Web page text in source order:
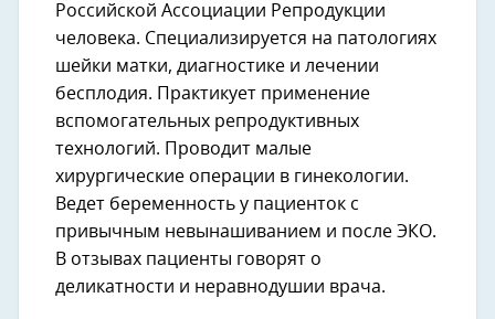
Российской Ассоциации Репродукции
человека. Специализируется на патологиях
шейки матки, диагностике и лечении
бесплодия. Практикует применение
вспомогательных репродуктивных
технологий. Проводит малые
хирургические операции в гинекологии.
Ведет беременность у пациенток с
привычным невынашиванием и после ЭКО.
В отзывах пациенты говорят о
деликатности и неравнодушии врача.